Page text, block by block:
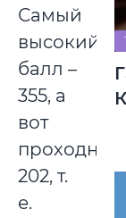
Самый
высокий
балл –
355, а
вот
проходной
202, т.
е.